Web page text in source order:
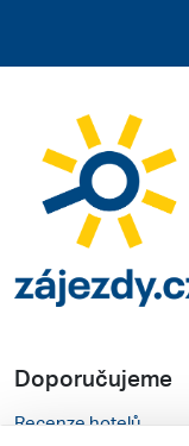
Doporučujeme
Recenze hotelů